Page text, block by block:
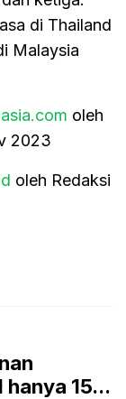
di Thailand
Malaysia
oleh
2023
oleh Redaksi
15...